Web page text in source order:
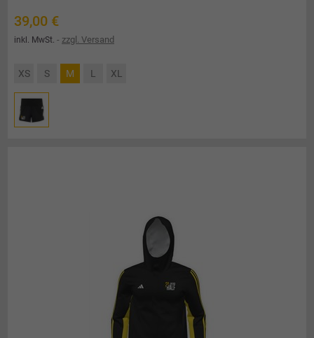
Preis
39,00 €
inkl. MwSt. zzgl. Versand
XS S M L XL